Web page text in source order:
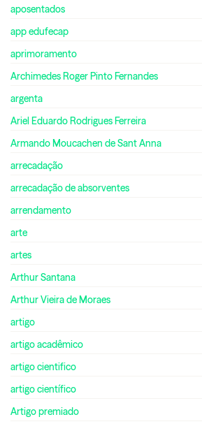
aposentados
app edufecap
aprimoramento
Archimedes Roger Pinto Fernandes
argenta
Ariel Eduardo Rodrigues Ferreira
Armando Moucachen de Sant Anna
arrecadação
arrecadação de absorventes
arrendamento
arte
artes
Arthur Santana
Arthur Vieira de Moraes
artigo
artigo acadêmico
artigo cientifico
artigo científico
Artigo premiado